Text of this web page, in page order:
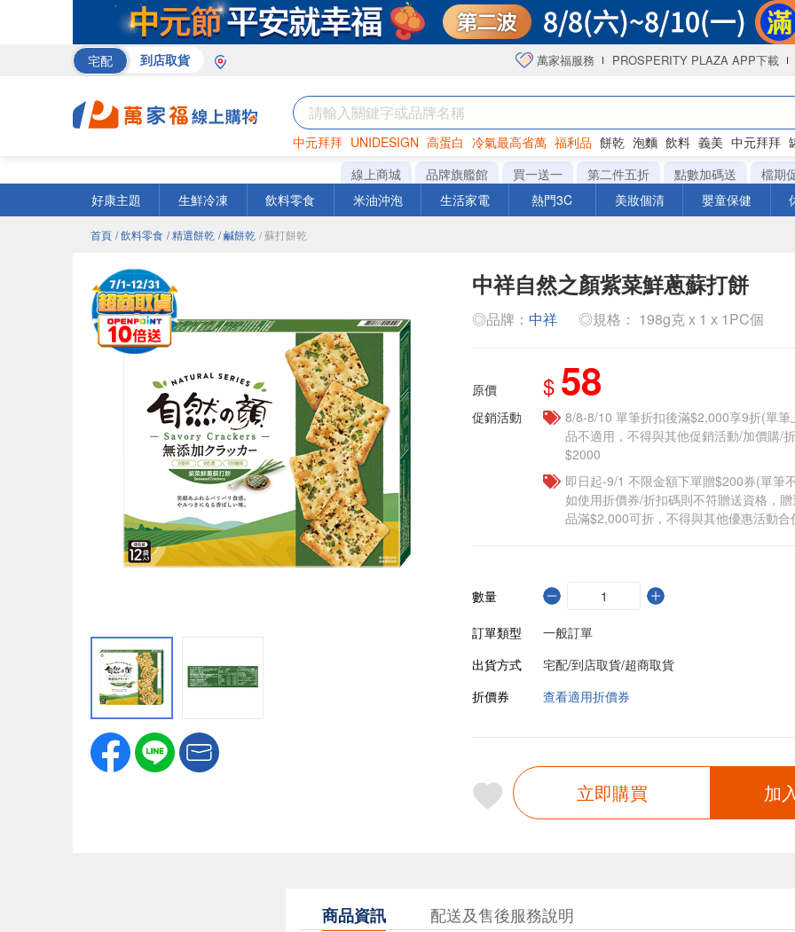
宅配 到店取貨 萬家福服務 PROSPERITY PLAZA APP下載
中元拜拜 UNIDESIGN 高蛋白 冷氣最高省萬 福利品 餅乾 泡麵 飲料 義美 中元拜拜
巧克力 衛生紙 咖啡
線上商城 品牌旗艦館 買一送一 第二件五折 點數加碼送 檔期
好康主題
生鮮冷凍 飲料零食 米油沖泡 生活家電 熱門3C 美妝個清 嬰童保健
首頁 / 飲料零食 / 精選餅乾 / 鹹餅乾 / 蘇打餅乾
中祥自然之顏紫菜鮮蔥蘇打餅
◎品牌： 中祥 ◎規格： 198g克 x 1 x 1PC個
原價 $ 58
促銷活動
8/8-8/10 單筆折扣後滿$2,000享9折(單
品不適用，不得與其他促銷活動/加價購/
$2000
即日起-9/1 不限金額下單贈$200券(單筆
如使用折價券/折扣碼則不符贈送資格，
品滿$2,000可折，不得與其他優惠活動合
數量
訂單類型
一般訂單
出貨方式
宅配/到店取貨/超商取貨
折價券
查看適用折價券
立即購買 加
商品資訊 配送及售後服務說明